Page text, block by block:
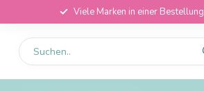
Viele Marken in einer Bestellung